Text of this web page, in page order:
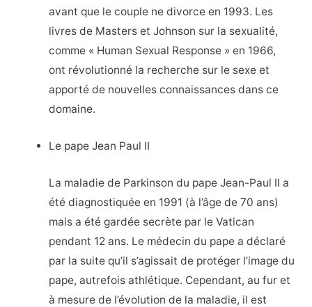
avant que le couple ne divorce en 1993. Les
livres de Masters et Johnson sur la sexualité,
comme « Human Sexual Response » en 1966,
ont révolutionné la recherche sur le sexe et
apporté de nouvelles connaissances dans ce
domaine.
Le pape Jean Paul II
La maladie de Parkinson du pape Jean-Paul II a
été diagnostiquée en 1991 (à l’âge de 70 ans)
mais a été gardée secrète par le Vatican
pendant 12 ans. Le médecin du pape a déclaré
par la suite qu’il s’agissait de protéger l’image du
pape, autrefois athlétique. Cependant, au fur et
à mesure de l’évolution de la maladie, il est